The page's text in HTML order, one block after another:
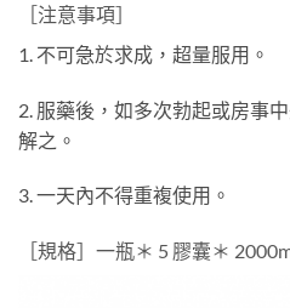
［注意事項］
1. 不可急於求成，超量服用。
2. 服藥後，如多次勃起或房事
解之。
3. 一天內不得重複使用。
［規格］一瓶＊ 5 膠囊＊